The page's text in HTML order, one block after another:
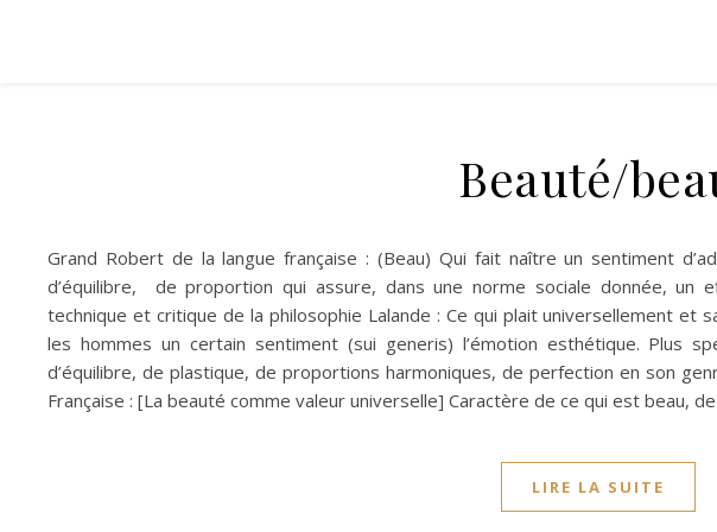
Beauté/
Grand Robert de la langue française : (Beau) Qui fait naître un sentiment
d’équilibre, de proportion qui assure, dans une norme sociale donnée, un
technique et critique de la philosophie Lalande : Ce qui plait universellement et
les hommes un certain sentiment (sui generis) l’émotion esthétique. Plus
d’équilibre, de plastique, de proportions harmoniques, de perfection en son
Française : [La beauté comme valeur universelle] Caractère de ce qui est beau,
LIRE LA SUITE